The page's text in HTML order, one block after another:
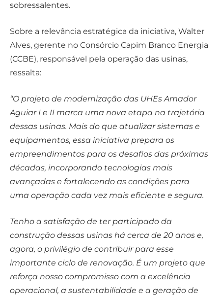
sobressalentes.
Sobre a relevância estratégica da iniciativa, Walter
Alves, gerente no Consórcio Capim Branco Energia
(CCBE), responsável pela operação das usinas,
ressalta:
“O projeto de modernização das UHEs Amador
Aguiar I e II marca uma nova etapa na trajetória
dessas usinas. Mais do que atualizar sistemas e
equipamentos, essa iniciativa prepara os
empreendimentos para os desafios das próximas
décadas, incorporando tecnologias mais
avançadas e fortalecendo as condições para
uma operação cada vez mais eficiente e segura.
Tenho a satisfação de ter participado da
construção dessas usinas há cerca de 20 anos e,
agora, o privilégio de contribuir para esse
importante ciclo de renovação. É um projeto que
reforça nosso compromisso com a excelência
operacional, a sustentabilidade e a geração de